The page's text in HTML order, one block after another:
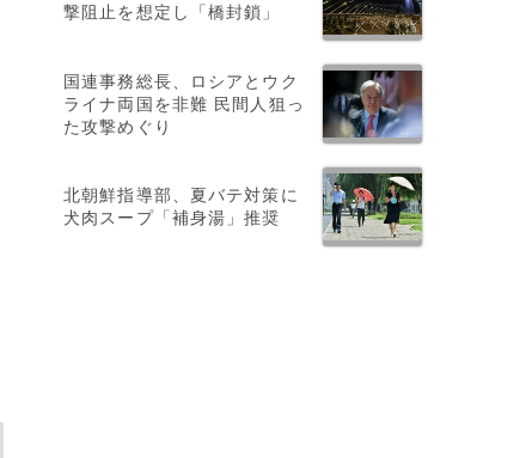
撃阻止を想定し「橋封鎖」
国連事務総長、ロシアとウク
ライナ両国を非難 民間人狙っ
た攻撃めぐり
北朝鮮指導部、夏バテ対策に
犬肉スープ「補身湯」推奨